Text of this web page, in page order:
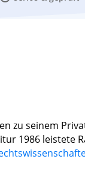
zu seinem
1986 leistete
Geld